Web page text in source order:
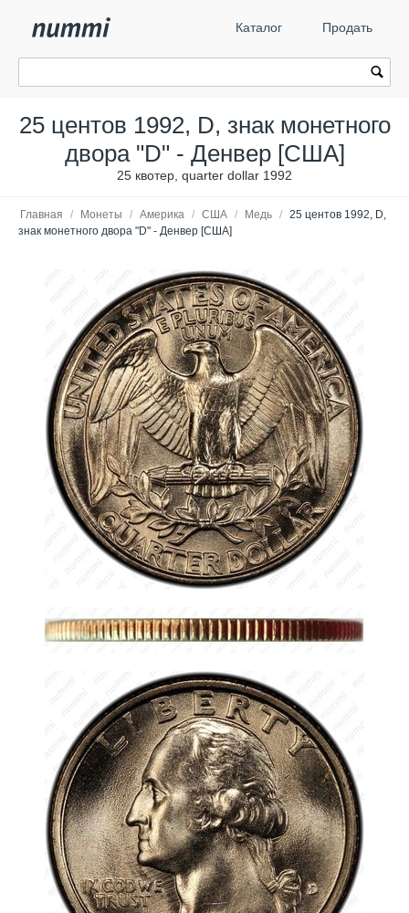
Каталог Продать
25 центов 1992, D, знак монетного
двора "D" - Денвер [США]
25 квотер, quarter dollar 1992
Главная / Монеты / Америка / США / Медь / 25 центов 1992, D,
знак монетного двора "D" - Денвер [США]